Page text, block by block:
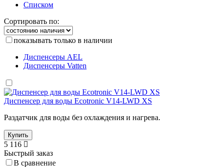
Списком
Сортировать по:
показывать только в наличии
Диспенсеры AEL
Диспенсеры Vatten
Диспенсер для воды Ecotronic V14-LWD XS
Раздатчик для воды без охлаждения и нагрева.
Купить
5 116
Быстрый заказ
В сравнение